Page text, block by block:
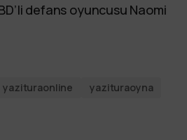
defans oyuncusu Naomi
yazituraonline
yazituraoyna